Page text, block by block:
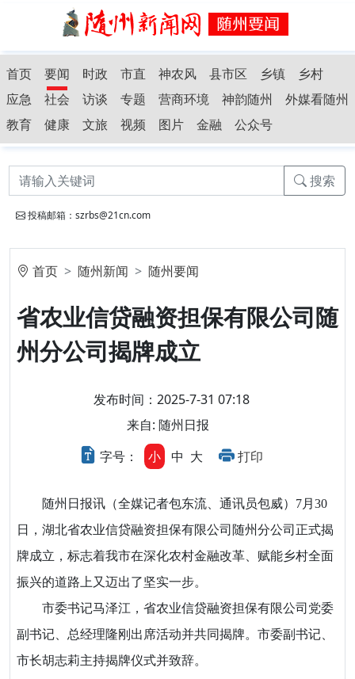
首页 要闻 时政 市直 神农风 县市区 乡镇
乡村
应急
社会 访谈 专题 营商环境 神韵随州
外媒看随州
教育
健康 文旅 视频 图片 金融 公众号
搜索
投稿邮箱：szrbs@21cn.com
首页 随州新闻 随州要闻
省农业信贷融资担保有限公司随
州分公司揭牌成立
发布时间：2025-7-31 07:18
来自: 随州日报
字号：
小 中 大 打印
随州日报讯（全媒记者包东流、通讯员包威）7月30
日，湖北省农业信贷融资担保有限公司随州分公司正式揭
牌成立，标志着我市在深化农村金融改革、赋能乡村全面
振兴的道路上又迈出了坚实一步。
市委书记马泽江，省农业信贷融资担保有限公司党委
副书记、总经理隆刚出席活动并共同揭牌。市委副书记、
市长胡志莉主持揭牌仪式并致辞。